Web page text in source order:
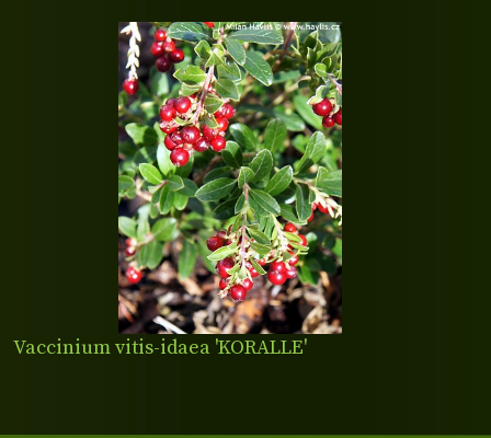
Vaccinium vitis-idaea 'KORALLE'